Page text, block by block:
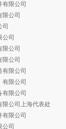
限公司
限公司
司
公司
限公司
限公司
有限公司
限公司
限公司
限公司上海代表处
限公司
公司